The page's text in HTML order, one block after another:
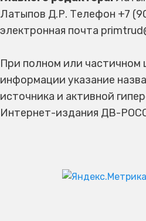
Латыпов Д.Р. Телефон +7
электронная почта
При полном или частичном
информации указание
источника и активной
Интернет-издания ДВ-